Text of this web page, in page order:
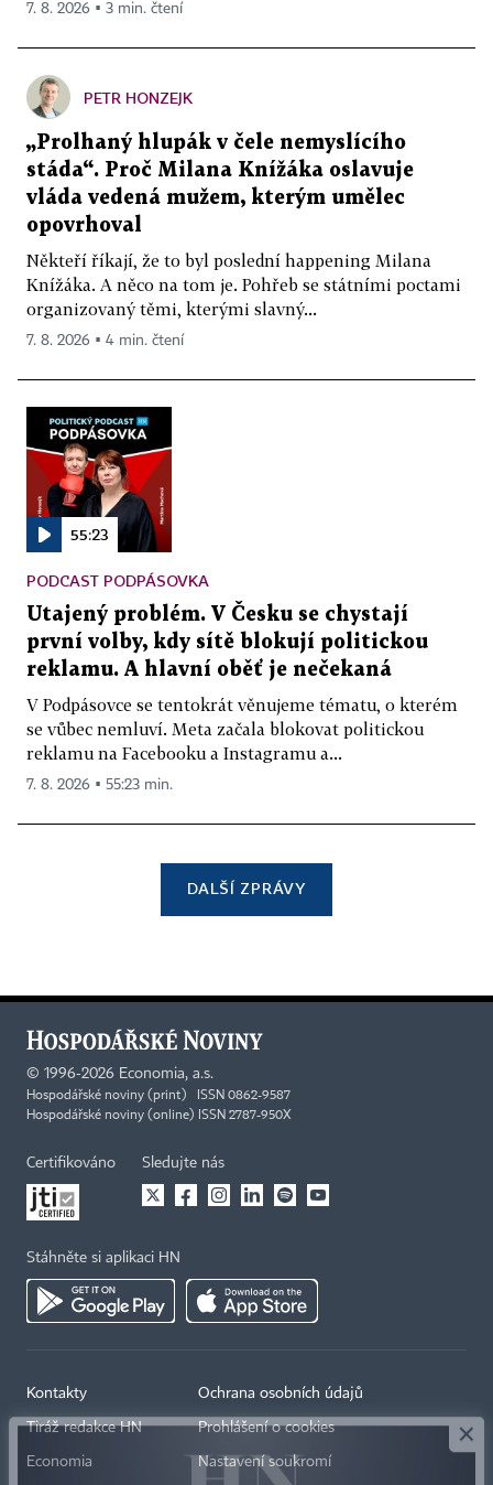
7. 8. 2026 ▪ 3 min. čtení
PETR HONZEJK
„Prolhaný hlupák v čele nemyslícího
stáda“. Proč Milana Knížáka oslavuje
vláda vedená mužem, kterým umělec
opovrhoval
Někteří říkají, že to byl poslední happening Milana
Knížáka. A něco na tom je. Pohřeb se státními poctami
organizovaný těmi, kterými slavný...
7. 8. 2026 ▪ 4 min. čtení
55:23
PODCAST PODPÁSOVKA
Utajený problém. V Česku se chystají
první volby, kdy sítě blokují politickou
reklamu. A hlavní oběť je nečekaná
V Podpásovce se tentokrát věnujeme tématu, o kterém
se vůbec nemluví. Meta začala blokovat politickou
reklamu na Facebooku a Instagramu a...
7. 8. 2026 ▪ 55:23 min.
DALŠÍ ZPRÁVY
© 1996-2026 Economia, a.s.
Hospodářské noviny (print) ISSN 0862-9587
Hospodářské noviny (online) ISSN 2787-950X
Certifikováno Sledujte nás
Stáhněte si aplikaci HN
Kontakty
Tiráž redakce HN
Economia
Ochrana osobních údajů
Prohlášení o cookies
Nastavení soukromí